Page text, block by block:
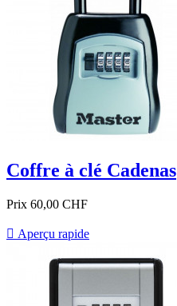
Coffre à clé Cadenas
Prix 60,00 CHF
 Aperçu rapide